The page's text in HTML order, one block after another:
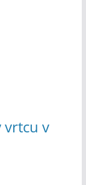
vrtcu v